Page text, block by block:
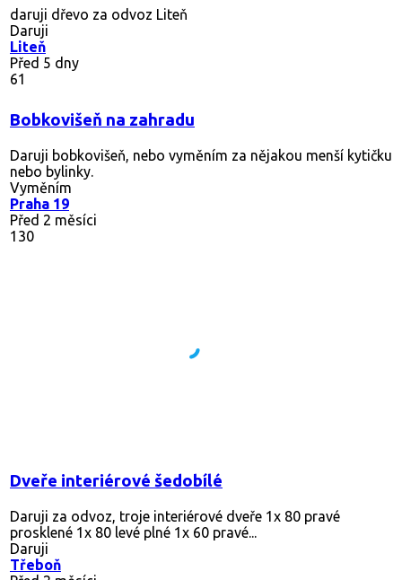
daruji dřevo za odvoz Liteň
Daruji
Liteň
Před 5 dny
61
Bobkovišeň na zahradu
Daruji bobkovišeň, nebo vyměním za nějakou menší kytičku
nebo bylinky.
Vyměním
Praha 19
Před 2 měsíci
130
Dveře interiérové šedobílé
Daruji za odvoz, troje interiérové dveře 1x 80 pravé
prosklené 1x 80 levé plné 1x 60 pravé...
Daruji
Třeboň